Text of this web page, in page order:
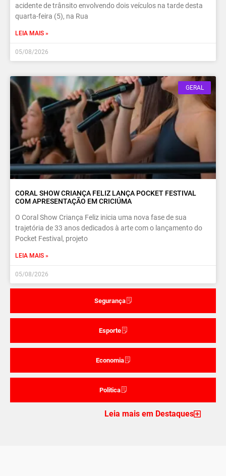
Segurança
Esporte
Economia
Politica
acidente de trânsito envolvendo dois veículos na tarde desta
quarta-feira (5), na Rua
LEIA MAIS »
05/08/2026
GERAL
CORAL SHOW CRIANÇA FELIZ LANÇA POCKET FESTIVAL
COM APRESENTAÇÃO EM CRICIÚMA
O Coral Show Criança Feliz inicia uma nova fase de sua
trajetória de 33 anos dedicados à arte com o lançamento do
Pocket Festival, projeto
LEIA MAIS »
05/08/2026
Leia mais em Destaques